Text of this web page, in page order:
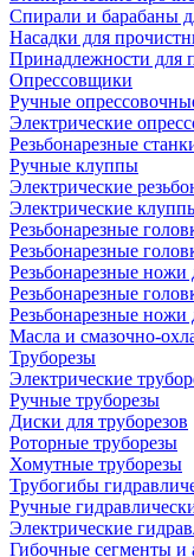
Спирали и барабаны
Насадки для
Принадлежности для
Опрессовщики
Ручные
Электрические
Резьбонарезные
Ручные клуппы
Электрические
Электрические
Резьбонарезные
Резьбонарезные
Резьбонарезные ножи
Резьбонарезные
Резьбонарезные
Масла и смазочно-
Труборезы
Электрические
Ручные труборезы
Диски для труборезов
Роторные труборезы
Хомутные труборезы
Трубогибы
Ручные
Электрические
Гибочные сегменты и